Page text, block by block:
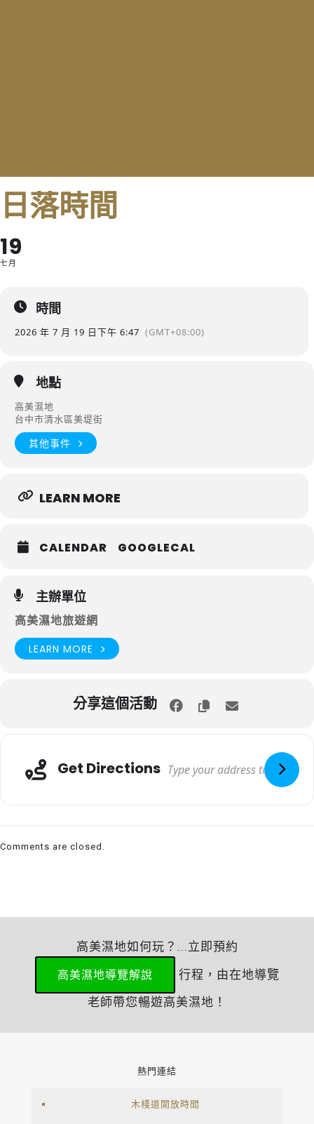
日落時間
19
七月
時間
2026 年 7 月 19 日下午 6:47 (GMT+08:00)
地點
高美濕地
台中市清水區美堤街
其他事件
LEARN MORE
CALENDAR GOOGLECAL
主辦單位
高美濕地旅遊網
LEARN MORE
分享這個活動
Get Directions
Comments are closed.
高美濕地如何玩？...立即預約
高美濕地導覽解說
行程，由在地導覽
老師帶您暢遊高美濕地！
熱門連結
木棧道開放時間